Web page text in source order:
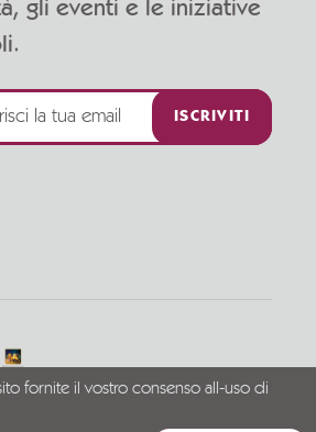
gli eventi e le iniziative
ISCRIVITI
fornite il vostro consenso all-uso di